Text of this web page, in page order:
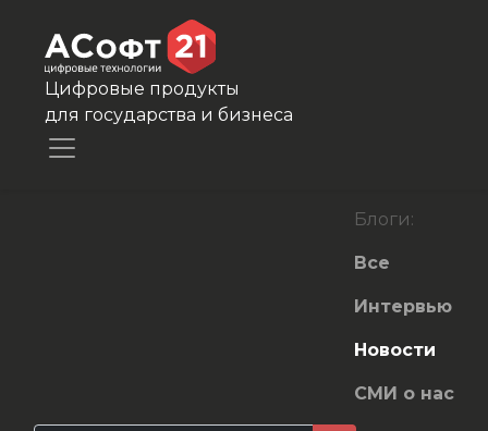
Цифровые продукты
для государства и бизнеса
Блоги:
Все
Интервью
Новости
СМИ о нас